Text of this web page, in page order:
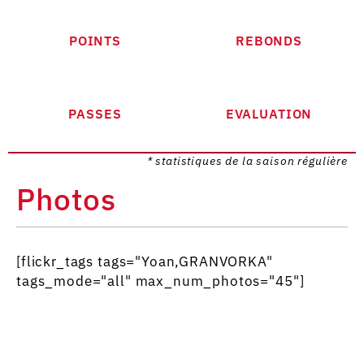
POINTS REBONDS
PASSES EVALUATION
* statistiques de la saison régulière
Photos
[flickr_tags tags="Yoan,GRANVORKA"
tags_mode="all" max_num_photos="45"]